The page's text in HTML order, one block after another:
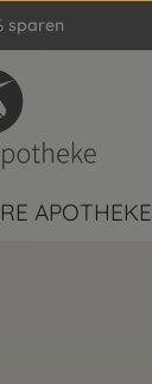
sparen
APOTHEKE